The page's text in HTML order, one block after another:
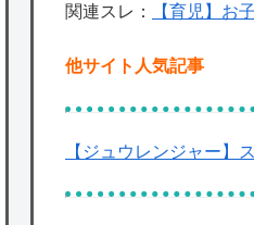
関連スレ： 【育児】お
他サイト人気記事
【ジュウレンジャー】